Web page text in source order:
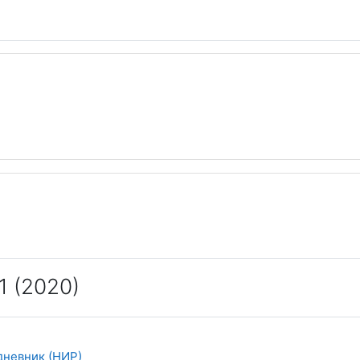
(2020)
(НИР)Задание